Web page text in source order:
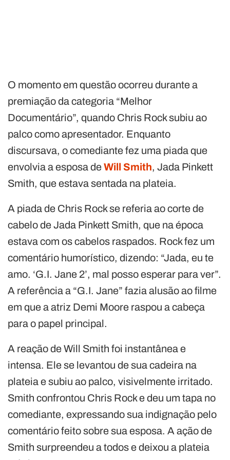
O momento em questão ocorreu durante a
premiação da categoria “Melhor
Documentário”, quando Chris Rock subiu ao
palco como apresentador. Enquanto
discursava, o comediante fez uma piada que
envolvia a esposa deWill Smith, Jada Pinkett
Smith, que estava sentada na plateia.
A piada de Chris Rock se referia ao corte de
cabelo de Jada Pinkett Smith, que na época
estava com os cabelos raspados. Rock fez um
comentário humorístico, dizendo: “Jada, eu te
amo. ‘G.I. Jane 2’, mal posso esperar para ver”.
A referência a “G.I. Jane” fazia alusão ao filme
em que a atriz Demi Moore raspou a cabeça
para o papel principal.
A reação de Will Smith foi instantânea e
intensa. Ele se levantou de sua cadeira na
plateia e subiu ao palco, visivelmente irritado.
Smith confrontou Chris Rock e deu um tapa no
comediante, expressando sua indignação pelo
comentário feito sobre sua esposa. A ação de
Smith surpreendeu a todos e deixou a plateia